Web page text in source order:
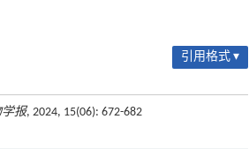
引用格式 ▾
报, 2024, 15(06): 672-682